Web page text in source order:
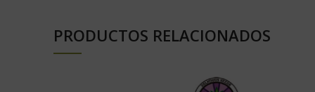
PRODUCTOS RELACIONADOS